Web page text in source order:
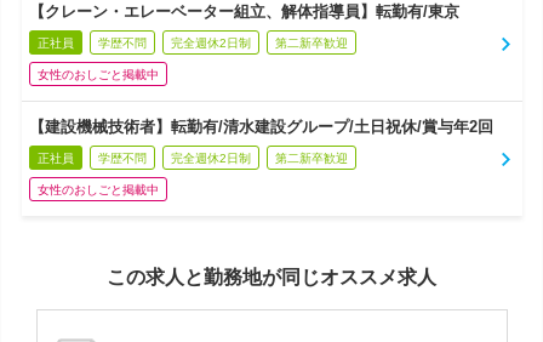
【クレーン・エレーベーター組立、解体指導員】転勤有/東京
正社員 学歴不問 完全週休2日制 第二新卒歓迎
女性のおしごと掲載中
【建設機械技術者】転勤有/清水建設グループ/土日祝休/賞与年2回
正社員 学歴不問 完全週休2日制 第二新卒歓迎
女性のおしごと掲載中
この求人と勤務地が同じオススメ求人